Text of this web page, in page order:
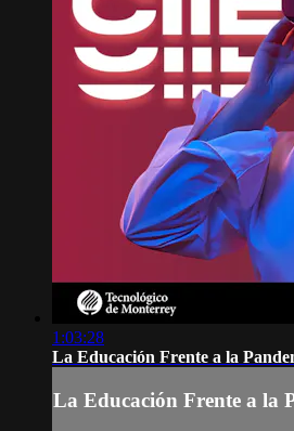
1:03:28
La Educación Frente a la
La Educación Frente a la